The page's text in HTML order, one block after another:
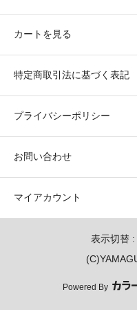
カートを見る
特定商取引法に基づく表記
プライバシーポリシー
お問い合わせ
マイアカウント
表示切替 :
Powered By